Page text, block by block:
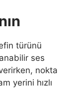
türünü
ses
nokta
yerini hızlı